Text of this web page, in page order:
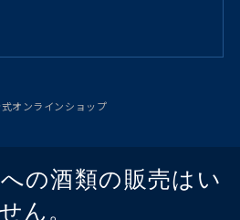
オンラインショップ
の酒類の販売はい
ん。